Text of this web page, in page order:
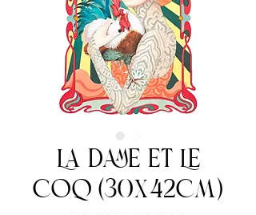
La Dame et Le
Coq (30x42cm)